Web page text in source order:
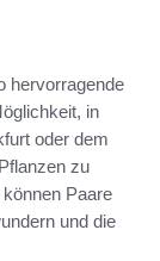
hervorragende
in
oder dem
zu
Paare
und die